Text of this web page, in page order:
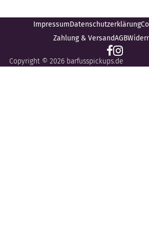
ImpressumDatenschutzerklärung
Zahlung & VersandAGB
Copyright © 2026 barfusspickups.de